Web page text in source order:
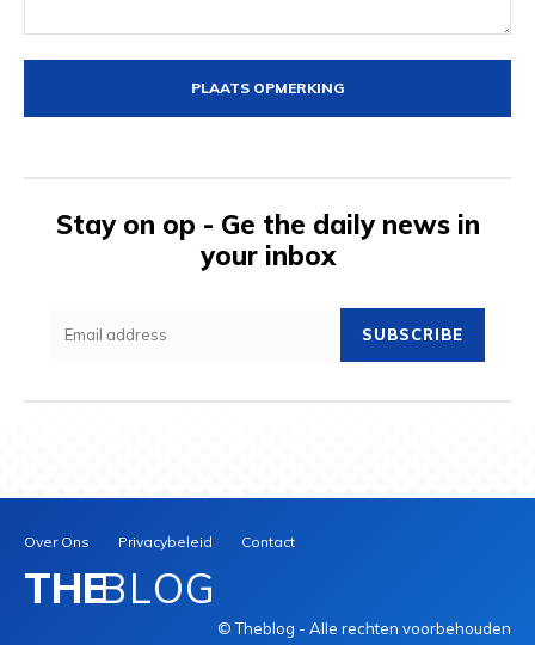
Stay on op - Ge the daily news in
your inbox
SUBSCRIBE
Over Ons Privacybeleid Contact
THEBLOG
© Theblog - Alle rechten voorbehouden